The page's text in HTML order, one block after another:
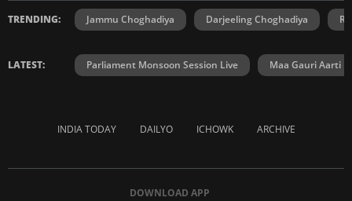
TRENDING: Jammu Choghadiya Darjeeling Choghadiya
LATEST: Parliament Monsoon Session Live Maa Gauri Aarti
INDIA TODAY DAILYO ICHOWK ARCHIVE
DOWNLOAD APP